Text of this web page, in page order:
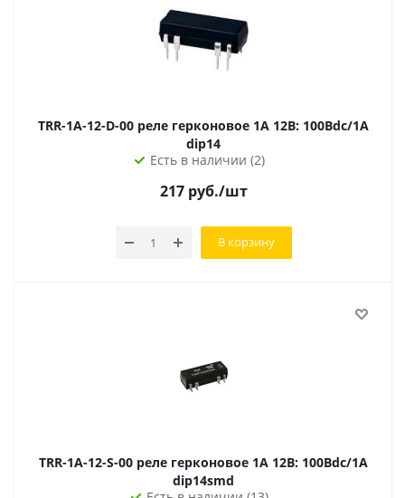
TRR-1A-12-D-00 реле герконовое 1A 12В: 100Вdc/1А
dip14
Есть в наличии (2)
217руб./шт
В корзину
TRR-1A-12-S-00 реле герконовое 1A 12В: 100Вdc/1A
dip14smd